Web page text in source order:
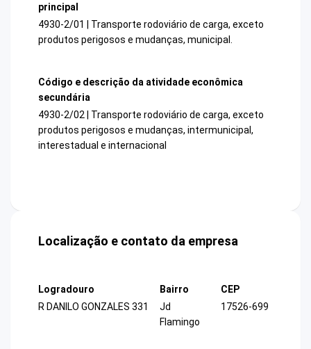
principal
4930-2/01 | Transporte rodoviário de carga, exceto
produtos perigosos e mudanças, municipal.
Código e descrição da atividade econômica
secundária
4930-2/02 | Transporte rodoviário de carga, exceto
produtos perigosos e mudanças, intermunicipal,
interestadual e internacional
Localização e contato da empresa
Logradouro
R DANILO GONZALES 331
Bairro
Jd
Flamingo
CEP
17526-699